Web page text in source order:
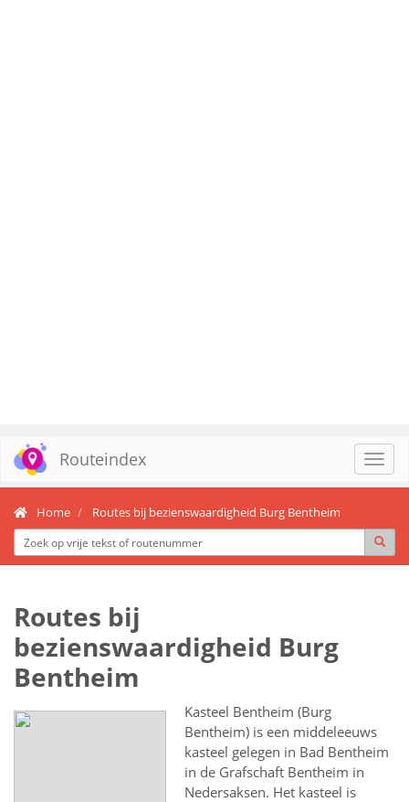
Routeindex
Home Routes bij bezienswaardigheid Burg Bentheim
Routes bij
bezienswaardigheid Burg
Bentheim
Kasteel Bentheim (Burg
Bentheim) is een middeleeuws
kasteel gelegen in Bad Bentheim
in de Grafschaft Bentheim in
Nedersaksen. Het kasteel is